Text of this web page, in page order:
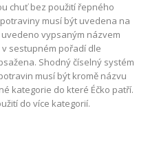
chuť bez použití řepného
musí být uvedena na
vypsaným názvem
sestupném pořadí dle
Shodný číselný systém
musí být kromě názvu
kategorie do které Éčko patří.
do více kategorií.